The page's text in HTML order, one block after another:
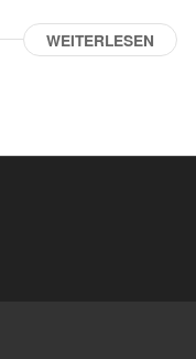
WEITERLESEN